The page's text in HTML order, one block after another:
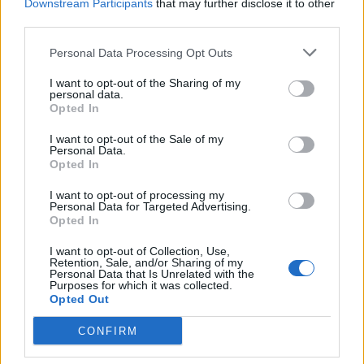
Downstream Participants that may further disclose it to other
Personal Data Processing Opt Outs
I want to opt-out of the Sharing of my
personal data.
Opted In
I want to opt-out of the Sale of my
Personal Data.
Opted In
I want to opt-out of processing my
Personal Data for Targeted Advertising.
Opted In
I want to opt-out of Collection, Use,
Retention, Sale, and/or Sharing of my
Personal Data that Is Unrelated with the
Purposes for which it was collected.
Opted Out
CONFIRM
Secciones destacadas
Noticias y actualidad sobre Días
Internacionales
Onomástica. Todos los santos
Semanas Internacionales
Años Internacionales
Qué se celebra el día de mi cumpleaños
Eventos internacionales de cultura